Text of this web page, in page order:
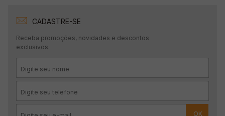
CADASTRE-SE
Receba promoções, novidades e descontos
exclusivos.
OK